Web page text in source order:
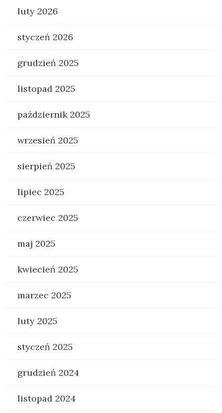
luty 2026
styczeń 2026
grudzień 2025
listopad 2025
październik 2025
wrzesień 2025
sierpień 2025
lipiec 2025
czerwiec 2025
maj 2025
kwiecień 2025
marzec 2025
luty 2025
styczeń 2025
grudzień 2024
listopad 2024